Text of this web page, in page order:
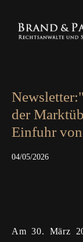
der
Einfuhr
04/05/2026
Am 30. März